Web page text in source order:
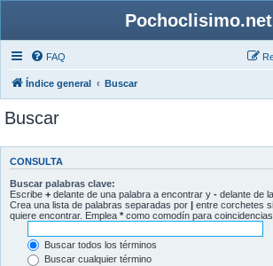
Pochoclisimo.net
FAQ
Índice general Buscar
Buscar
CONSULTA
Buscar palabras clave:
Escribe + delante de una palabra a encontrar y - delante de
Crea una lista de palabras separadas por | entre corchetes
quiere encontrar. Emplea * como comodín para coincidencias
Buscar todos los términos
Buscar cualquier término